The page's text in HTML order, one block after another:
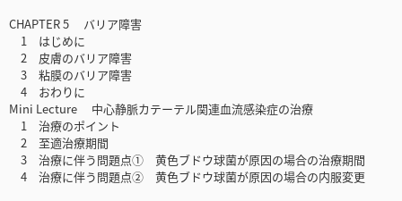
CHAPTER 5 バリア障害
1 はじめに
2 皮膚のバリア障害
3 粘膜のバリア障害
4 おわりに
Mini Lecture 中心静脈カテーテル関連血流感染症の治療
1 治療のポイント
2 至適治療期間
3 治療に伴う問題点① 黄色ブドウ球菌が原因の場合の治療期間
4 治療に伴う問題点② 黄色ブドウ球菌が原因の場合の内服変更